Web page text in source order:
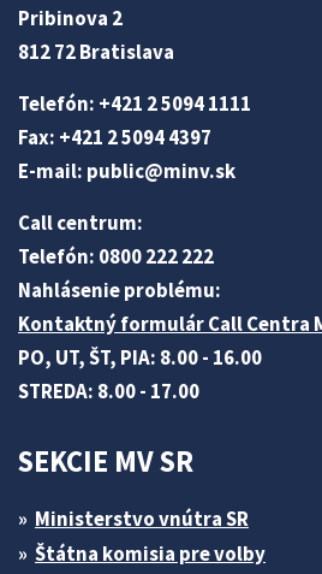
Pribinova 2
812 72 Bratislava
Telefón: +421 2 5094 1111
Fax: +421 2 5094 4397
E-mail: public@minv.sk
Call centrum:
Telefón: 0800 222 222
Nahlásenie problému:
Kontaktný formulár Call Centra
PO, UT, ŠT, PIA: 8.00 - 16.00
STREDA: 8.00 - 17.00
SEKCIE MV SR
Ministerstvo vnútra SR
Štátna komisia pre volby